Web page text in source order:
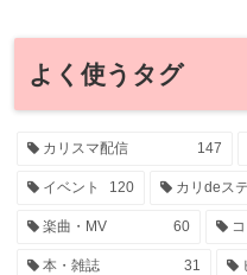
よく使うタグ
カリスマ配信 147
イベント 120 カリdeステ
楽曲・MV 60
本・雑誌 31